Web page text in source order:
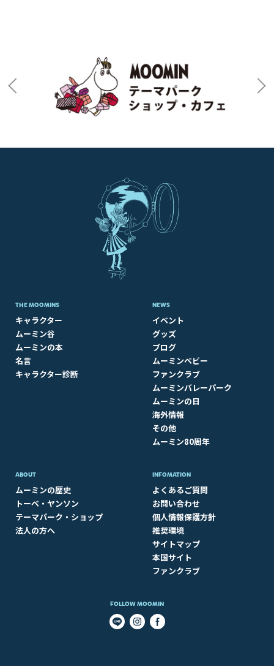
THE MOOMINS
キャラクター
ムーミン谷
ムーミンの本
名言
キャラクター診断
NEWS
イベント
グッズ
ブログ
ムーミンベビー
ファンクラブ
ムーミンバレーパーク
ムーミンの日
海外情報
その他
ムーミン80周年
ABOUT​
ムーミンの歴史
トーベ・ヤンソン
テーマパーク・ショップ
法人の方へ
INFOMATION
よくあるご質問
お問い合わせ
個人情報保護方針
推奨環境
サイトマップ
本国サイト
ファンクラブ
FOLLOW MOOMIN